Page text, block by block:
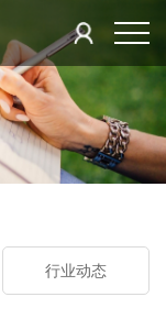
行业动态